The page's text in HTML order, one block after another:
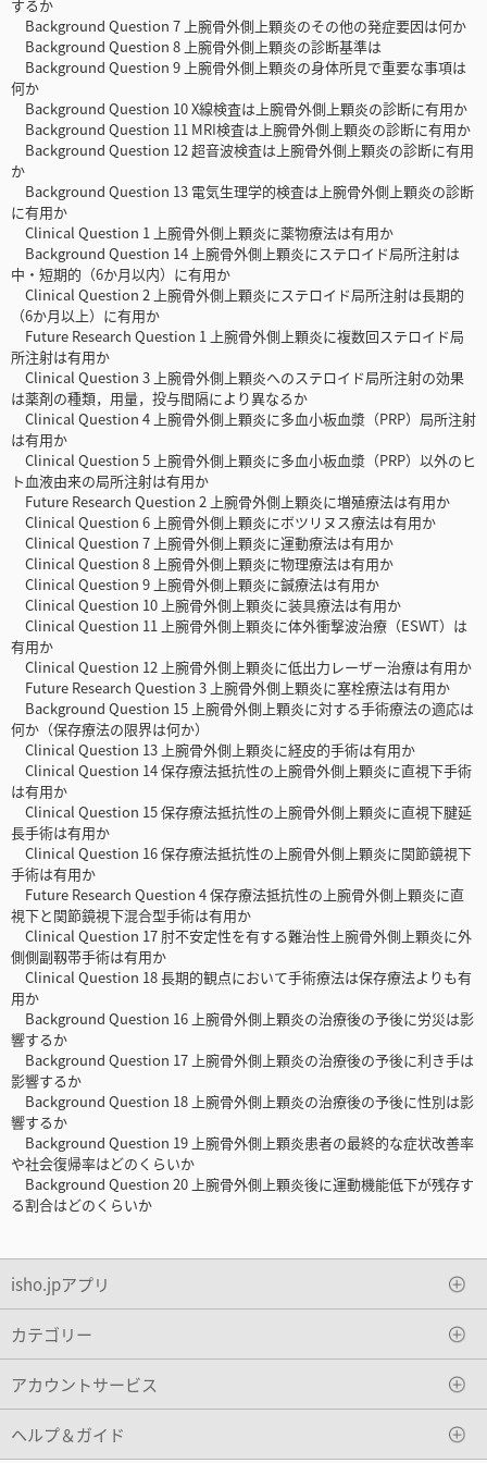
するか
Background Question 7 上腕骨外側上顆炎のその他の発症要因は何か
Background Question 8 上腕骨外側上顆炎の診断基準は
Background Question 9 上腕骨外側上顆炎の身体所見で重要な事項は
何か
Background Question 10 X線検査は上腕骨外側上顆炎の診断に有用か
Background Question 11 MRI検査は上腕骨外側上顆炎の診断に有用か
Background Question 12 超音波検査は上腕骨外側上顆炎の診断に有用
か
Background Question 13 電気生理学的検査は上腕骨外側上顆炎の診断
に有用か
Clinical Question 1 上腕骨外側上顆炎に薬物療法は有用か
Background Question 14 上腕骨外側上顆炎にステロイド局所注射は
中・短期的（6か月以内）に有用か
Clinical Question 2 上腕骨外側上顆炎にステロイド局所注射は長期的
（6か月以上）に有用か
Future Research Question 1 上腕骨外側上顆炎に複数回ステロイド局
所注射は有用か
Clinical Question 3 上腕骨外側上顆炎へのステロイド局所注射の効果
は薬剤の種類，用量，投与間隔により異なるか
Clinical Question 4 上腕骨外側上顆炎に多血小板血漿（PRP）局所注射
は有用か
Clinical Question 5 上腕骨外側上顆炎に多血小板血漿（PRP）以外のヒ
ト血液由来の局所注射は有用か
Future Research Question 2 上腕骨外側上顆炎に増殖療法は有用か
Clinical Question 6 上腕骨外側上顆炎にボツリヌス療法は有用か
Clinical Question 7 上腕骨外側上顆炎に運動療法は有用か
Clinical Question 8 上腕骨外側上顆炎に物理療法は有用か
Clinical Question 9 上腕骨外側上顆炎に鍼療法は有用か
Clinical Question 10 上腕骨外側上顆炎に装具療法は有用か
Clinical Question 11 上腕骨外側上顆炎に体外衝撃波治療（ESWT）は
有用か
Clinical Question 12 上腕骨外側上顆炎に低出力レーザー治療は有用か
Future Research Question 3 上腕骨外側上顆炎に塞栓療法は有用か
Background Question 15 上腕骨外側上顆炎に対する手術療法の適応は
何か（保存療法の限界は何か）
Clinical Question 13 上腕骨外側上顆炎に経皮的手術は有用か
Clinical Question 14 保存療法抵抗性の上腕骨外側上顆炎に直視下手術
は有用か
Clinical Question 15 保存療法抵抗性の上腕骨外側上顆炎に直視下腱延
長手術は有用か
Clinical Question 16 保存療法抵抗性の上腕骨外側上顆炎に関節鏡視下
手術は有用か
Future Research Question 4 保存療法抵抗性の上腕骨外側上顆炎に直
視下と関節鏡視下混合型手術は有用か
Clinical Question 17 肘不安定性を有する難治性上腕骨外側上顆炎に外
側側副靱帯手術は有用か
Clinical Question 18 長期的観点において手術療法は保存療法よりも有
用か
Background Question 16 上腕骨外側上顆炎の治療後の予後に労災は影
響するか
Background Question 17 上腕骨外側上顆炎の治療後の予後に利き手は
影響するか
Background Question 18 上腕骨外側上顆炎の治療後の予後に性別は影
響するか
Background Question 19 上腕骨外側上顆炎患者の最終的な症状改善率
や社会復帰率はどのくらいか
Background Question 20 上腕骨外側上顆炎後に運動機能低下が残存す
る割合はどのくらいか
isho.jpアプリ
カテゴリー
アカウントサービス
ヘルプ＆ガイド